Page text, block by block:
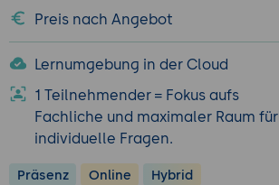
Preis nach Angebot
Lernumgebung in der Cloud
1 Teilnehmender = Fokus aufs
Fachliche und maximaler Raum für
individuelle Fragen.
Präsenz Online Hybrid